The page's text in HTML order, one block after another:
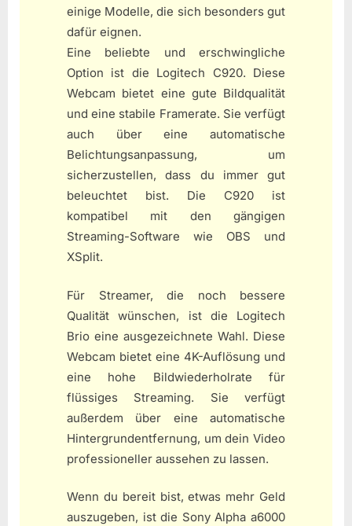
einige Modelle, die sich besonders gut
dafür eignen.
Eine beliebte und erschwingliche
Option ist die Logitech C920. Diese
Webcam bietet eine gute Bildqualität
und eine stabile Framerate. Sie verfügt
auch über eine automatische
Belichtungsanpassung, um
sicherzustellen, dass du immer gut
beleuchtet bist. Die C920 ist
kompatibel mit den gängigen
Streaming-Software wie OBS und
XSplit.
Für Streamer, die noch bessere
Qualität wünschen, ist die Logitech
Brio eine ausgezeichnete Wahl. Diese
Webcam bietet eine 4K-Auflösung und
eine hohe Bildwiederholrate für
flüssiges Streaming. Sie verfügt
außerdem über eine automatische
Hintergrundentfernung, um dein Video
professioneller aussehen zu lassen.
Wenn du bereit bist, etwas mehr Geld
auszugeben, ist die Sony Alpha a6000